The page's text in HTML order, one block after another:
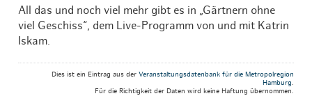
All das und noch viel mehr gibt es in „Gärtnern ohne
viel Geschiss“, dem Live-Programm von und mit Katrin
Iskam.
Dies ist ein Eintrag aus der Veranstaltungsdatenbank für die Metropolregion
Hamburg.
Für die Richtigkeit der Daten wird keine Haftung übernommen.